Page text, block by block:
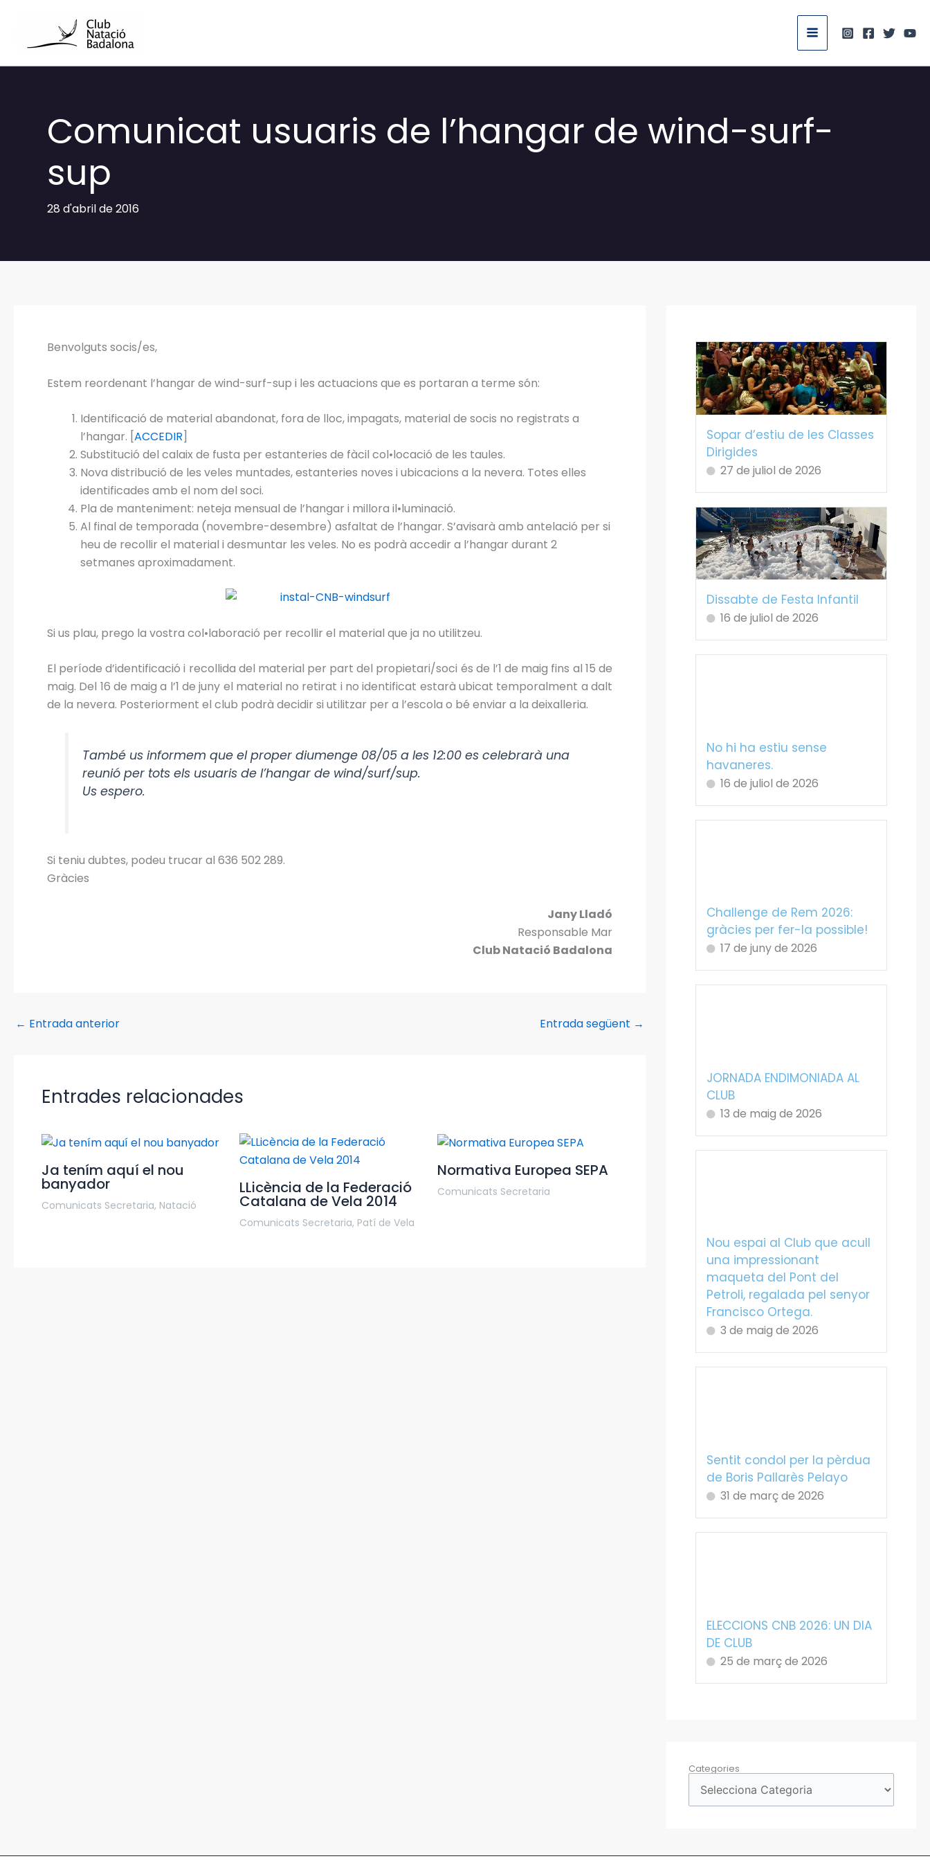
contingut
Comunicat usuaris de l’hangar de wind-surf-
sup
28 d'abril de 2016
Benvolguts socis/es,
Estem reordenant l’hangar de wind-surf-sup i les actuacions que es portaran a terme són:
Identificació de material abandonat, fora de lloc, impagats, material de socis no registrats a
l’hangar. [ACCEDIR]
Substitució del calaix de fusta per estanteries de fàcil col•locació de les taules.
Nova distribució de les veles muntades, estanteries noves i ubicacions a la nevera. Totes elles
identificades amb el nom del soci.
Pla de manteniment: neteja mensual de l’hangar i millora il•luminació.
Al final de temporada (novembre-desembre) asfaltat de l’hangar. S’avisarà amb antelació per si
heu de recollir el material i desmuntar les veles. No es podrà accedir a l’hangar durant 2
setmanes aproximadament.
Si us plau, prego la vostra col•laboració per recollir el material que ja no utilitzeu.
El període d’identificació i recollida del material per part del propietari/soci és de l’1 de maig fins al 15 de
maig. Del 16 de maig a l’1 de juny el material no retirat i no identificat estarà ubicat temporalment a dalt
de la nevera. Posteriorment el club podrà decidir si utilitzar per a l’escola o bé enviar a la deixalleria.
També us informem que el proper diumenge 08/05 a les 12:00 es celebrarà una
reunió per tots els usuaris de l’hangar de wind/surf/sup.
Us espero.
Si teniu dubtes, podeu trucar al 636 502 289.
Gràcies
Jany Lladó
Responsable Mar
Club Natació Badalona
← Entrada anterior Entrada següent →
Entrades relacionades
Ja tením aquí el nou
banyador
Comunicats Secretaria, Natació
LLicència de la Federació
Catalana de Vela 2014
Comunicats Secretaria, Patí de Vela
Normativa Europea SEPA
Comunicats Secretaria
Sopar d’estiu de les Classes
Dirigides
27 de juliol de 2026
Dissabte de Festa Infantil
16 de juliol de 2026
No hi ha estiu sense
havaneres.
16 de juliol de 2026
Challenge de Rem 2026:
gràcies per fer-la possible!
17 de juny de 2026
JORNADA ENDIMONIADA AL
CLUB
13 de maig de 2026
Nou espai al Club que acull
una impressionant
maqueta del Pont del
Petroli, regalada pel senyor
Francisco Ortega.
3 de maig de 2026
Sentit condol per la pèrdua
de Boris Pallarès Pelayo
31 de març de 2026
ELECCIONS CNB 2026: UN DIA
DE CLUB
25 de març de 2026
Categories